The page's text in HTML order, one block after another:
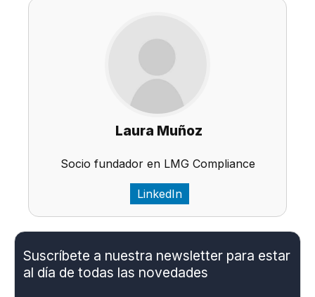
Laura Muñoz
Socio fundador en LMG Compliance
LinkedIn
Suscríbete a nuestra newsletter para estar
al día de todas las novedades